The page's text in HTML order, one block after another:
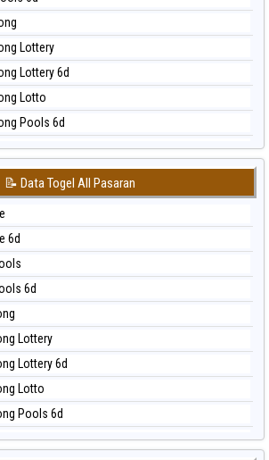
Day
Day
6d
6d
Lottery
Lottery 6d
Lotto
Pools 6d
Cambodia
Day
Lottery
Lottery 6d
📝 Data Togel All Pasaran
6d
6d
Lottery
Lottery 6d
Lotto
Pools 6d